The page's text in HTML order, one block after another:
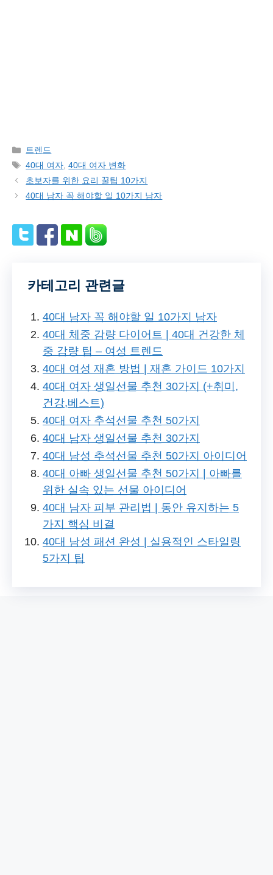
Categories
트렌드
Tags
40대 여자 ,40대 여자 변화
초보자를 위한 요리 꿀팁 10가지
40대 남자 꼭 해야할 일 10가지 남자
카테고리 관련글
40대 남자 꼭 해야할 일 10가지 남자
40대 체중 감량 다이어트 | 40대 건강한 체
중 감량 팁 – 여성 트렌드
40대 여성 재혼 방법 | 재혼 가이드 10가지
40대 여자 생일선물 추천 30가지 (+취미,
건강,베스트)
40대 여자 추석선물 추천 50가지
40대 남자 생일선물 추천 30가지
40대 남성 추석선물 추천 50가지 아이디어
40대 아빠 생일선물 추천 50가지 | 아빠를
위한 실속 있는 선물 아이디어
40대 남자 피부 관리법 | 동안 유지하는 5
가지 핵심 비결
40대 남성 패션 완성 | 실용적인 스타일링
5가지 팁